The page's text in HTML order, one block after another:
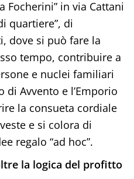
Focherini” in via Cattani
quartiere”, di
dove si può fare la
tempo, contribuire a
e nuclei familiari
Avvento e l’Emporio
la consueta cordiale
e si colora di
regalo “ad hoc”.
la logica del profitto